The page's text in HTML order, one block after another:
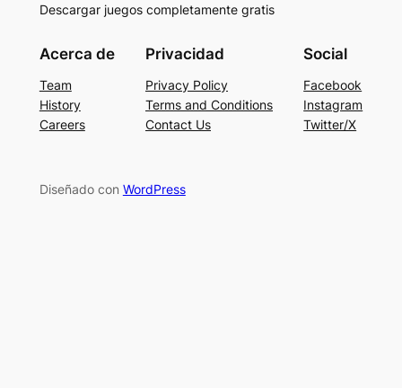
Descargar juegos completamente gratis
Acerca de
Team
History
Careers
Privacidad
Privacy Policy
Terms and Conditions
Contact Us
Social
Facebook
Instagram
Twitter/X
Diseñado con WordPress